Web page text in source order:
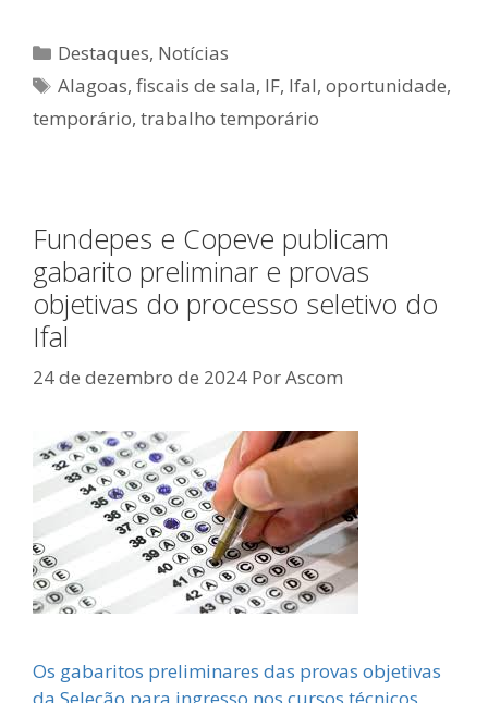
Categorias
Destaques, Notícias
Tags
Alagoas,fiscais de sala, IF, Ifal,oportunidade,
temporário, trabalho temporário
Fundepes e Copeve publicam
gabarito preliminar e provas
objetivas do processo seletivo do
Ifal
24 de dezembro de 2024 PorAscom
Os gabaritos preliminares das provas objetivas